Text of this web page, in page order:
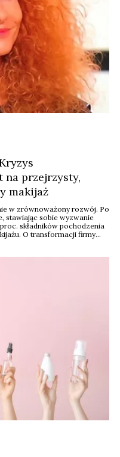
na przejrzysty,
makijaż
w zrównoważony rozwój. Po
stawiając sobie wyzwanie
składników pochodzenia
O transformacji firmy